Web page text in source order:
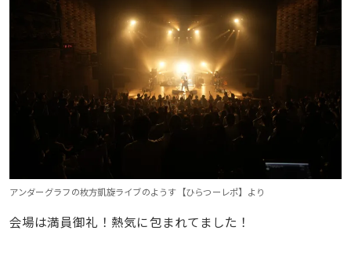
アンダーグラフの枚方凱旋ライブのようす【ひらつーレポ】より
会場は満員御礼！熱気に包まれてました！